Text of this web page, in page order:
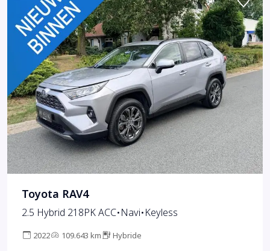
Toyota RAV4
2.5 Hybrid 218PK ACC•Navi•Keyless
2022 109.643 km Hybride